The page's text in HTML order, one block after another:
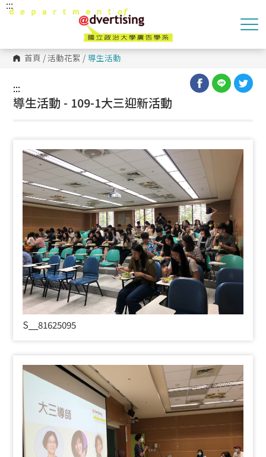
跳
到
內
容
區 首頁 /活動花絮 / 導生活動
:::
:::
導生活動 - 109-1大三迎新活動
S__81625095